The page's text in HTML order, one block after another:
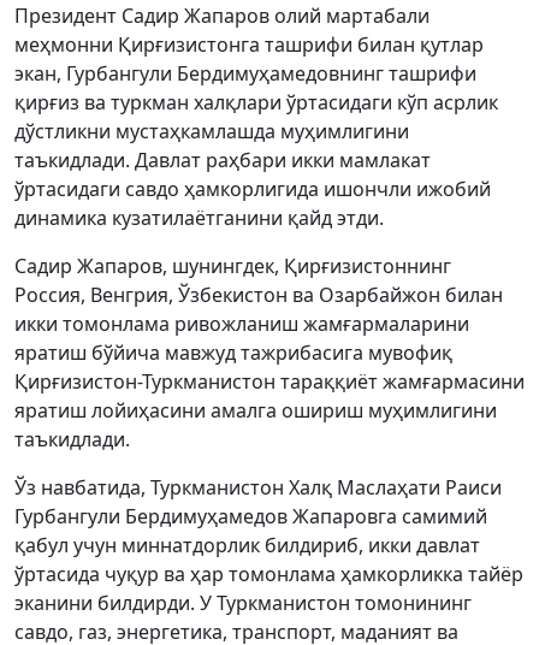
Президент Садир Жапаров олий мартабали
меҳмонни Қирғизистонга ташрифи билан қутлар
экан, Гурбангули Бердимуҳамедовнинг ташрифи
қирғиз ва туркман халқлари ўртасидаги кўп асрлик
дўстликни мустаҳкамлашда муҳимлигини
таъкидлади. Давлат раҳбари икки мамлакат
ўртасидаги савдо ҳамкорлигида ишончли ижобий
динамика кузатилаётганини қайд этди.
Садир Жапаров, шунингдек, Қирғизистоннинг
Россия, Венгрия, Ўзбекистон ва Озарбайжон билан
икки томонлама ривожланиш жамғармаларини
яратиш бўйича мавжуд тажрибасига мувофиқ
Қирғизистон-Туркманистон тараққиёт жамғармасини
яратиш лойиҳасини амалга ошириш муҳимлигини
таъкидлади.
Ўз навбатида, Туркманистон Халқ Маслаҳати Раиси
Гурбангули Бердимуҳамедов Жапаровга самимий
қабул учун миннатдорлик билдириб, икки давлат
ўртасида чуқур ва ҳар томонлама ҳамкорликка тайёр
эканини билдирди. У Туркманистон томонининг
савдо, газ, энергетика, транспорт, маданият ва